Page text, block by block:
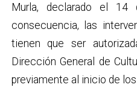
Murla, declarado el
consecuencia, las
tienen que ser
Dirección General de
previamente al inicio de los